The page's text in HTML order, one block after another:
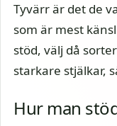
Tyvärr är det de
som är mest
stöd, välj då
starkare stjälkar,
Hur man